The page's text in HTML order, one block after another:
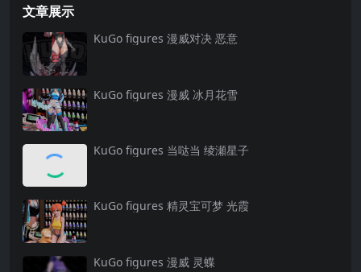
文章展示
KuGo figures 漫威对决 恶意
KuGo figures 漫威 冰月花雪
KuGo figures 当哒当 绫瀬星子
KuGo figures 精灵宝可梦 光霞
KuGo figures 漫威 灵蝶